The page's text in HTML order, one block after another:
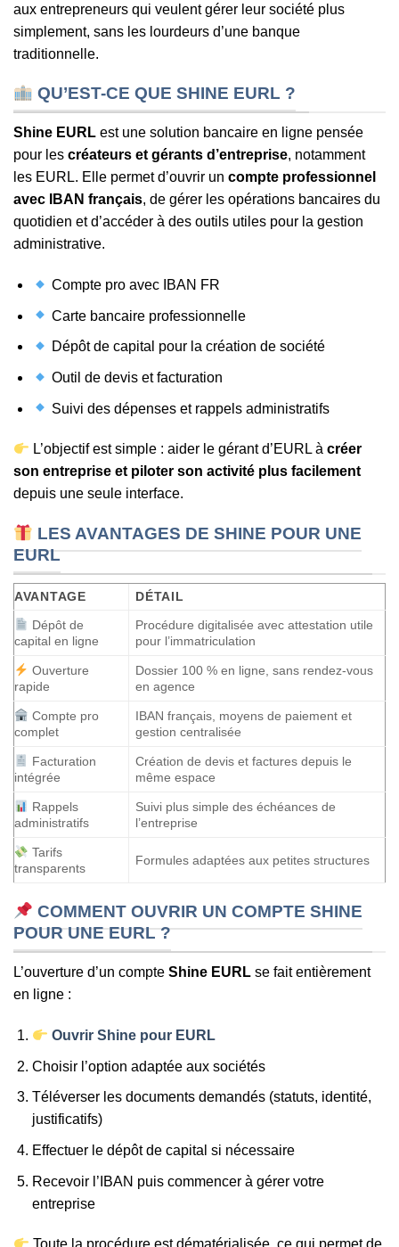
aux entrepreneurs qui veulent gérer leur société plus
simplement, sans les lourdeurs d’une banque
traditionnelle.
QU’EST-CE QUE SHINE EURL ?
Shine EURL est une solution bancaire en ligne pensée
pour les créateurs et gérants d’entreprise, notamment
les EURL. Elle permet d’ouvrir un compte professionnel
avec IBAN français, de gérer les opérations bancaires du
quotidien et d’accéder à des outils utiles pour la gestion
administrative.
Compte pro avec IBAN FR
Carte bancaire professionnelle
Dépôt de capital pour la création de société
Outil de devis et facturation
Suivi des dépenses et rappels administratifs
L’objectif est simple : aider le gérant d’EURL àcréer
son entreprise et piloter son activité plus facilement
depuis une seule interface.
LES AVANTAGES DE SHINE POUR UNE
EURL
AVANTAGE
DÉTAIL
Dépôt de
capital en ligne
Procédure digitalisée avec attestation utile
pour l’immatriculation
Ouverture
rapide
Dossier 100 % en ligne, sans rendez-vous
en agence
Compte pro
complet
IBAN français, moyens de paiement et
gestion centralisée
Facturation
intégrée
Création de devis et factures depuis le
même espace
Rappels
administratifs
Suivi plus simple des échéances de
l’entreprise
Tarifs
transparents
Formules adaptées aux petites structures
COMMENT OUVRIR UN COMPTE SHINE
POUR UNE EURL ?
L’ouverture d’un compte Shine EURL se fait entièrement
en ligne :
Ouvrir Shine pour EURL
Choisir l’option adaptée aux sociétés
Téléverser les documents demandés (statuts, identité,
justificatifs)
Effectuer le dépôt de capital si nécessaire
Recevoir l’IBAN puis commencer à gérer votre
entreprise